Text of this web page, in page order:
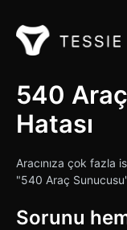
540
Hatası
Aracınıza çok fazla
"540 Araç
Sorunu